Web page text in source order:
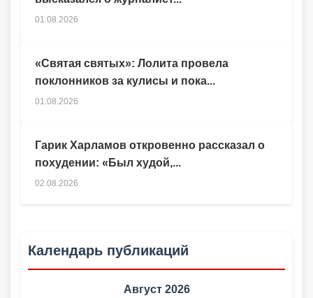
Гарик Харламов откровенно рассказал о
похудении: «Был худой,...
02.08.2026
01.08.2026
«Святая святых»: Лолита провела
поклонников за кулисы и пока...
01.08.2026
Календарь публикаций
Август 2026